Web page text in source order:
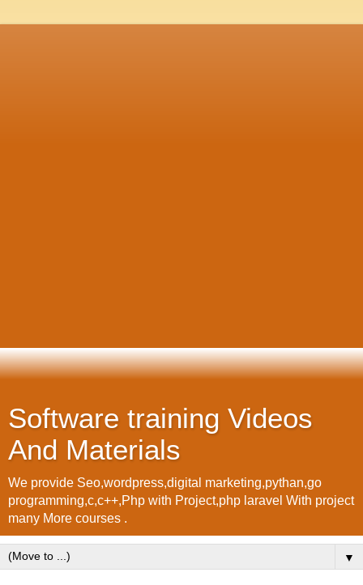
Software training Videos
And Materials
We provide Seo,wordpress,digital marketing,pythan,go
programming,c,c++,Php with Project,php laravel With project
many More courses .
▼